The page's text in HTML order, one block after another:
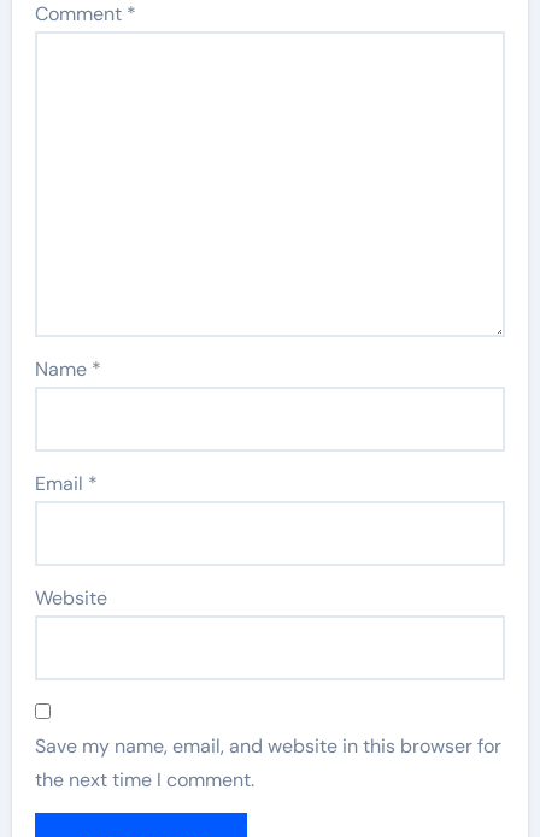
Comment *
Name *
Email *
Website
Save my name, email, and website in this browser for
the next time I comment.